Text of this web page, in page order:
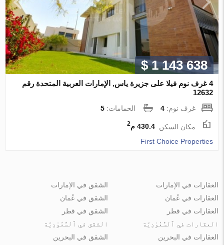
$ 1 143 638
4 غرف نوم فيلا على جزيرة ياس, الإمارات العربية المتحدة رقم
12632
غرف نوم:4 الحمامات:5
مكان السكن:430.4 م 2
First Choice Properties
العقارات في الإمارات
العقارات في عُمان
العقارات في قطر
العقارات في ٱلسُّعُوْدِيَّة
العقارات في البحرين
الشقق في الإمارات
الشقق في عُمان
الشقق في قطر
الشقق في ٱلسُّعُوْدِيَّة
الشقق في البحرين